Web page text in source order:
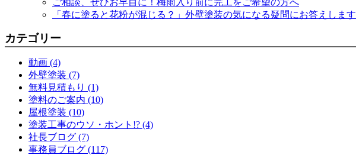
「春に塗ると花粉が混じる？」外壁塗装の気になる疑問にお答えします
カテゴリー
動画 (4)
外壁塗装 (7)
無料見積もり (1)
塗料のご案内 (10)
屋根塗装 (10)
塗装工事のウソ・ホント!? (4)
社長ブログ (7)
事務員ブログ (117)